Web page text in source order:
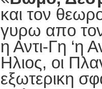
και τον
γυρω απο τον
η Αντι-Γη ‘η
Ηλιος, οι
εξωτερικη